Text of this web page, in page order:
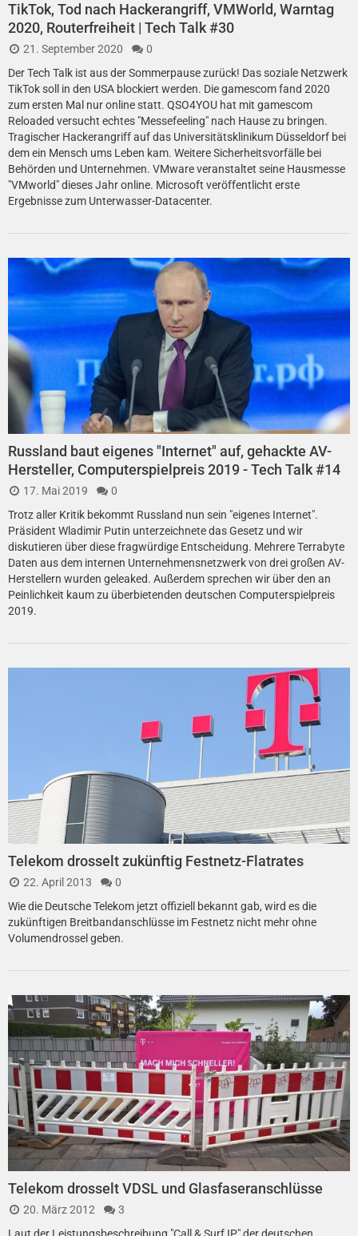
TikTok, Tod nach Hackerangriff, VMWorld, Warntag
2020, Routerfreiheit | Tech Talk #30
21. September 2020
0
Der Tech Talk ist aus der Sommerpause zurück! Das soziale Netzwerk
TikTok soll in den USA blockiert werden. Die gamescom fand 2020
zum ersten Mal nur online statt. QSO4YOU hat mit gamescom
Reloaded versucht echtes "Messefeeling" nach Hause zu bringen.
Tragischer Hackerangriff auf das Universitätsklinikum Düsseldorf bei
dem ein Mensch ums Leben kam. Weitere Sicherheitsvorfälle bei
Behörden und Unternehmen. VMware veranstaltet seine Hausmesse
"VMworld" dieses Jahr online. Microsoft veröffentlicht erste
Ergebnisse zum Unterwasser-Datacenter.
Russland baut eigenes "Internet" auf, gehackte AV-
Hersteller, Computerspielpreis 2019 - Tech Talk #14
17. Mai 2019
0
Trotz aller Kritik bekommt Russland nun sein "eigenes Internet".
Präsident Wladimir Putin unterzeichnete das Gesetz und wir
diskutieren über diese fragwürdige Entscheidung. Mehrere Terrabyte
Daten aus dem internen Unternehmensnetzwerk von drei großen AV-
Herstellern wurden geleaked. Außerdem sprechen wir über den an
Peinlichkeit kaum zu überbietenden deutschen Computerspielpreis
2019.
Telekom drosselt zukünftig Festnetz-Flatrates
22. April 2013
0
Wie die Deutsche Telekom jetzt offiziell bekannt gab, wird es die
zukünftigen Breitbandanschlüsse im Festnetz nicht mehr ohne
Volumendrossel geben.
Telekom drosselt VDSL und Glasfaseranschlüsse
20. März 2012
3